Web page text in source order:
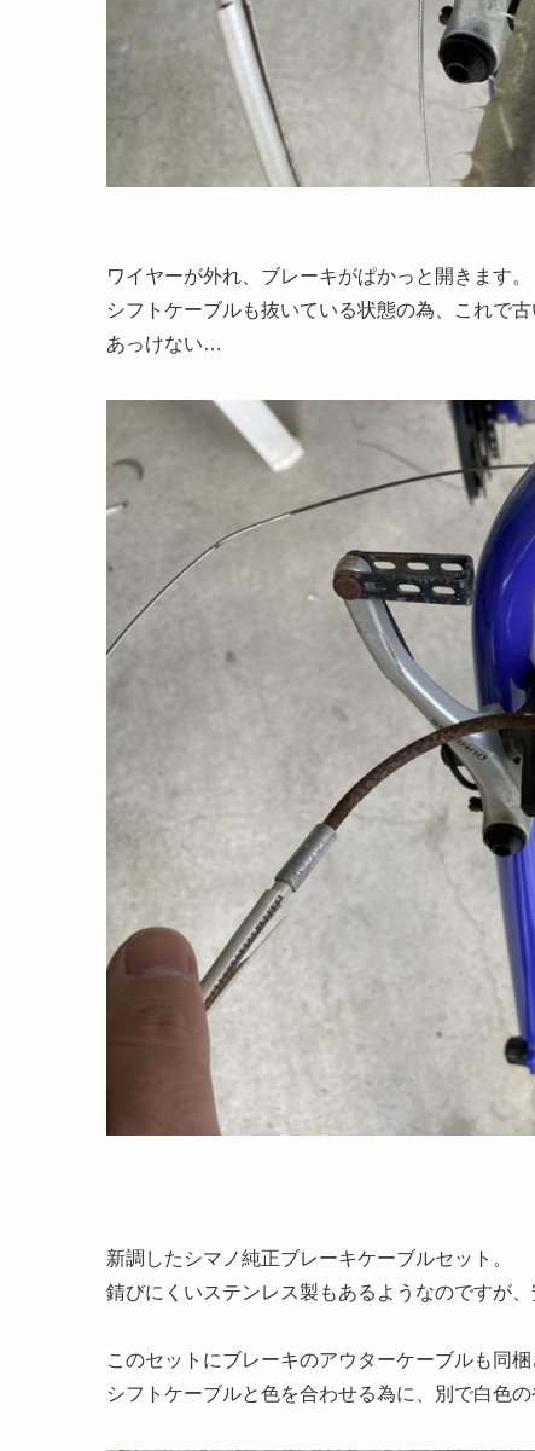
ワイヤーが外れ、ブレーキがぱかっと開きます。
シフトケーブルも抜いている状態の為、これで
あっけない…
新調したシマノ純正ブレーキケーブルセット。
錆びにくいステンレス製もあるようなのですが
このセットにブレーキのアウターケーブルも同梱
シフトケーブルと色を合わせる為に、別で白色の